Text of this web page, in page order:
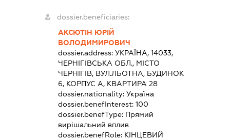
dossier.beneficiaries:
АКСЮТІН ЮРІЙ
ВОЛОДИМИРОВИЧ
dossier.address: УКРАЇНА, 14033,
ЧЕРНІГІВСЬКА ОБЛ., МІСТО
ЧЕРНІГІВ, ВУЛ.ЛЬОТНА, БУДИНОК
6, КОРПУС А, КВАРТИРА 28
dossier.nationality: Україна
dossier.benefInterest: 100
dossier.benefType: Прямий
вирішальний вплив
dossier.benefRole: КІНЦЕВИЙ